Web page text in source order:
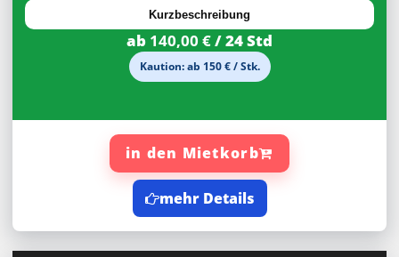
Kurzbeschreibung
ab 140,00 €/ 24 Std
Kaution: ab 150 € / Stk.
in den Mietkorb
mehr Details